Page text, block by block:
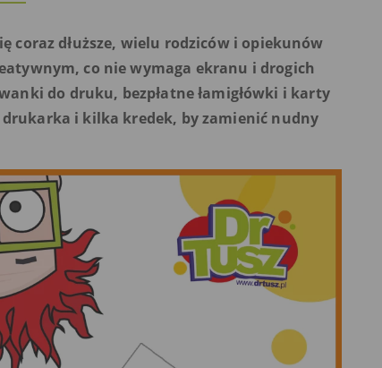
coraz dłuższe, wielu rodziców i opiekunów
co nie wymaga ekranu i drogich
do druku, bezpłatne łamigłówki i karty
i kilka kredek, by zamienić nudny